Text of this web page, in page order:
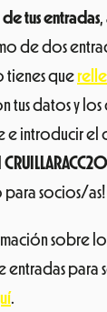
tus entradas
de dos
tienes que
tus datos y los
e introducir
para socios/as!
sobre
entradas para
.